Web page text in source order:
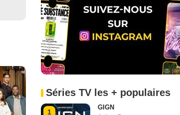
Séries TV les + populaires
1
GIGN